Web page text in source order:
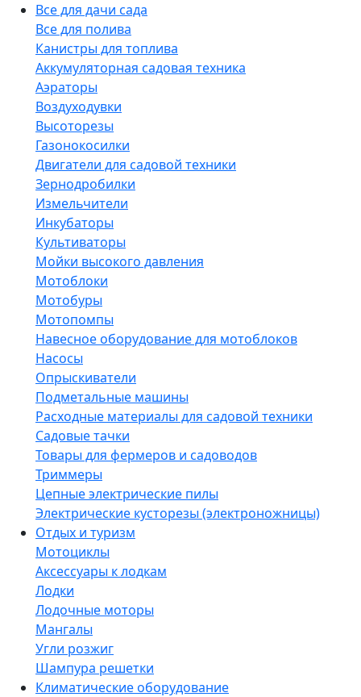
Все для дачи сада
Все для полива
Канистры для топлива
Аккумуляторная садовая техника
Аэраторы
Воздуходувки
Высоторезы
Газонокосилки
Двигатели для садовой техники
Зернодробилки
Измельчители
Инкубаторы
Культиваторы
Мойки высокого давления
Мотоблоки
Мотобуры
Мотопомпы
Навесное оборудование для мотоблоков
Насосы
Опрыскиватели
Подметальные машины
Расходные материалы для садовой техники
Садовые тачки
Товары для фермеров и садоводов
Триммеры
Цепные электрические пилы
Электрические кусторезы (электроножницы)
Отдых и туризм
Мотоциклы
Аксессуары к лодкам
Лодки
Лодочные моторы
Мангалы
Угли розжиг
Шампура решетки
Климатические оборудование